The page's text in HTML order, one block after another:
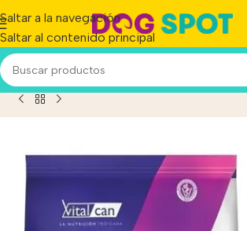
Saltar a la navegación
Saltar al contenido principal
Cachorro De Raza Pequeña Sabor Mix